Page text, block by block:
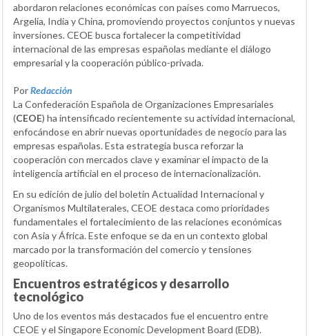
abordaron relaciones económicas con países como Marruecos,
Argelia, India y China, promoviendo proyectos conjuntos y nuevas
inversiones. CEOE busca fortalecer la competitividad
internacional de las empresas españolas mediante el diálogo
empresarial y la cooperación público-privada.
PorRedacción
La Confederación Española de Organizaciones Empresariales
(CEOE) ha intensificado recientemente su actividad internacional,
enfocándose en abrir nuevas oportunidades de negocio para las
empresas españolas. Esta estrategia busca reforzar la
cooperación con mercados clave y examinar el impacto de la
inteligencia artificial en el proceso de internacionalización.
En su edición de julio del boletín Actualidad Internacional y
Organismos Multilaterales, CEOE destaca como prioridades
fundamentales el fortalecimiento de las relaciones económicas
con Asia y África. Este enfoque se da en un contexto global
marcado por la transformación del comercio y tensiones
geopolíticas.
Encuentros estratégicos y desarrollo
tecnológico
Uno de los eventos más destacados fue el encuentro entre
CEOE y el Singapore Economic Development Board (EDB).